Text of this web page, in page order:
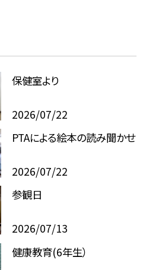
保健室より
2026/07/22
PTAによる絵本の読み聞かせ
2026/07/22
参観日
2026/07/13
健康教育(6年生）